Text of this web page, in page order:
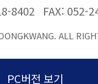
8402
FAX: 052-
. ALL
PC버전 보기